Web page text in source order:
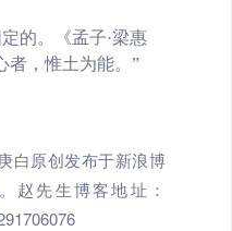
的。《孟子·梁惠
者，惟土为能。”
白原创发布于新浪博
赵先生博客地址：